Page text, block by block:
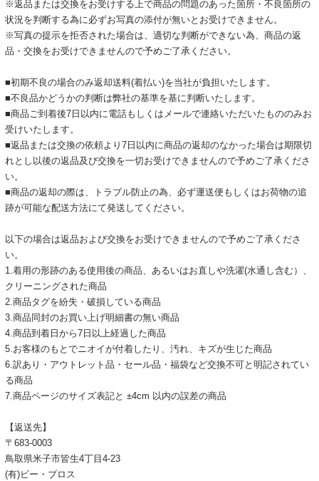
※返品または交換をお受けする上で商品の問題のあった箇所・不良箇所の
状況を判断する為に必ずお写真の添付が無いとお受けできません。
※写真の提示を拒否された場合は、適切な判断ができない為、商品の返
品・交換をお受けできませんので予めご了承ください。
■初期不良の場合のみ返却送料(着払い)を当社が負担いたします。
■不良品かどうかの判断は弊社の基準を基に判断いたします。
■商品ご到着後7日以内に電話もしくはメールで連絡いただいたもののみお
受けいたします。
■返品または交換の依頼より7日以内に商品の返却のなかった場合は期限切
れとし以後の返品及び交換を一切お受けできませんので予めご了承くださ
い。
■商品の返却の際は、トラブル防止の為、必ず運送便もしくはお荷物の追
跡が可能な配送方法にて発送してください。
以下の場合は返品および交換をお受けできませんので予めご了承くださ
い。
1.着用の形跡のある使用後の商品、あるいはお直しや洗濯(水通し含む）、
クリーニングされた商品
2.商品タグを紛失・破損している商品
3.商品同封のお買い上げ明細書の無い商品
4.商品到着日から7日以上経過した商品
5.お客様のもとでニオイが付着したり、汚れ、キズが生じた商品
6.訳あり・アウトレット品・セール品・福袋など交換不可と明記されてい
る商品
7.商品ページのサイズ表記と ±4cm 以内の誤差の商品
【返送先】
〒683-0003
鳥取県米子市皆生4丁目4-23
(有)ビー・ブロス